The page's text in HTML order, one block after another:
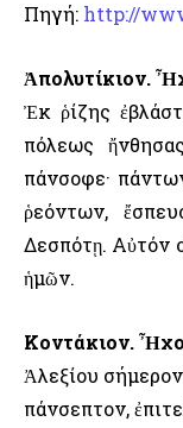
Πηγή: http://
Ἀπολυτίκιον.
Ἐκ ῥίζης
πόλεως
πάνσοφε·
ῥεόντων,
Δεσπότῃ. Αὐτόν
ἡμῶν.
Κοντάκιον.
Ἀλεξίου
πάνσεπτον,